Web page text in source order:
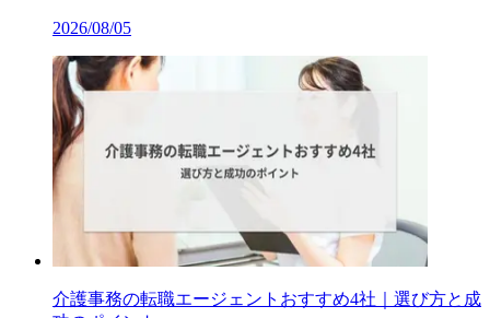
2026/08/05
介護事務の転職エージェントおすすめ4社｜選び方と成